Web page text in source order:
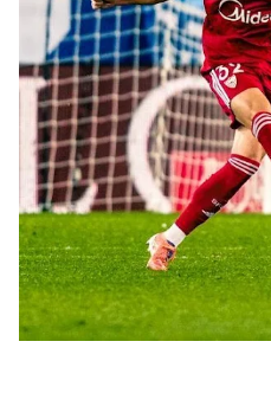
Juanlu se marcha
Previa | El Sevilla FC
exigente choque ante el
El Sevilla pone sus ojos
Patrick Mercado no